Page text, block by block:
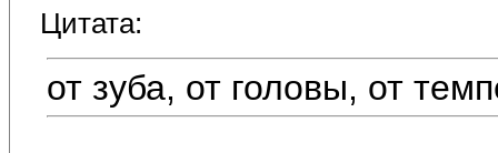
Цитата:
от зуба, от головы, от